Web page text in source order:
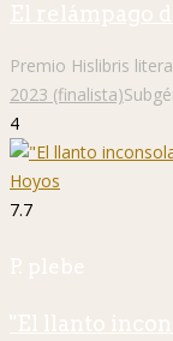
El relámpago
Premio Hislibris
2023 (finalista)
4
7.7
P. plebe
"El llanto